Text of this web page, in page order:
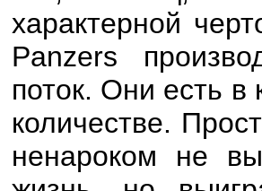
характерной
Panzers
поток. Они есть
количестве.
ненароком не